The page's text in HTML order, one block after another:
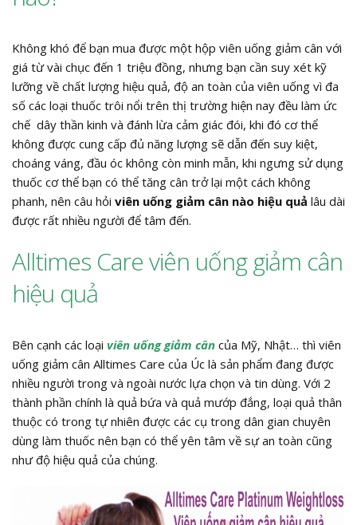
Không khó để bạn mua được một hộp viên uống giảm cân với
giá từ vài chục đến 1 triệu đồng, nhưng bạn cần suy xét kỹ
lưỡng về chất lượng hiệu quả, độ an toàn của viên uống vì đa
số các loại thuốc trôi nổi trên thị trường hiện nay đều làm ức
chế dây thần kinh và đánh lừa cảm giác đói, khi đó cơ thể
không được cung cấp đủ năng lượng sẽ dẫn đến suy kiệt,
choáng váng, đầu óc không còn minh mẫn, khi ngưng sử dụng
thuốc cơ thể bạn có thể tăng cân trở lại một cách không
phanh, nên câu hỏi viên uống giảm cân nào hiệu quả lâu dài
được rất nhiều người để tâm đến.
Alltimes Care viên uống giảm cân
hiệu quả
Bên cạnh các loại viên uống giảm cân của Mỹ, Nhật… thì viên
uống giảm cân Alltimes Care của Úc là sản phẩm đang được
nhiều người trong và ngoài nước lựa chọn và tin dùng. Với 2
thành phần chính là quả bứa và quả mướp đắng, loại quả thân
thuộc có trong tự nhiên được các cụ trong dân gian chuyên
dùng làm thuốc nên bạn có thể yên tâm về sự an toàn cũng
như độ hiệu quả của chúng.